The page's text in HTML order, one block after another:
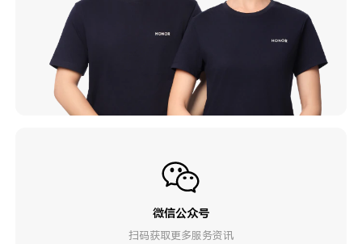
微信公众号
扫码获取更多服务资讯